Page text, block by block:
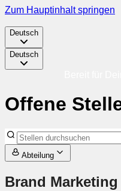
Zum Hauptinhalt springen
Deutsch
Deutsch
Offene
Abteilung
Brand Marketing